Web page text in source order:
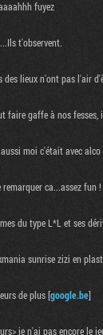
fuyez
t'observent.
des lieux n'ont pas l'air
faire gaffe à nos fesses,
moi c'était avec alco
remarquer ca...assez fun !
du type L*L et ses
sunrise zizi en
de plus [google.be]
je n'ai pas encore le